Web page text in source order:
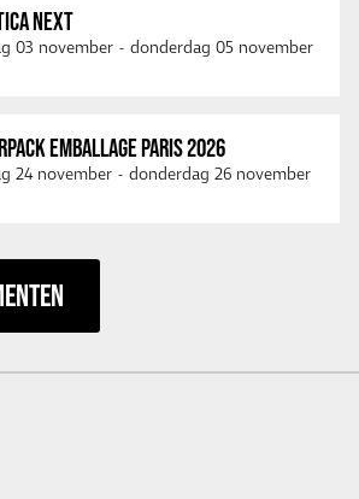
NEXT
03 november - donderdag 05 november
EMBALLAGE PARIS 2026
24 november - donderdag 26 november